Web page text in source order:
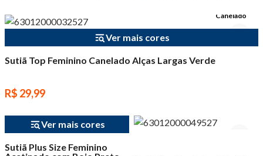
Canelado
Ver mais cores
Sutiã Top Feminino Canelado Alças Largas Verde
R$ 29,99
Ver mais cores
Sutiã Plus Size Feminino